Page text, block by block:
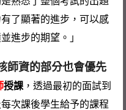
了顯著的進步，可以感
進步的期望。」
師資的部分也會優先
授課 ，透過最初的面試到
次課後學生給予的課程